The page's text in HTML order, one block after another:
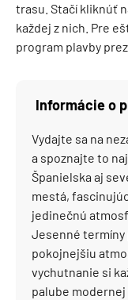
trasu. Stačí kliknúť
každej z nich. Pre
program plavby
Informácie o
Vydajte sa na
a spoznajte to
Španielska aj
mestá,
jedinečnú
Jesenné
pokojnejšiu
vychutnanie si
palube